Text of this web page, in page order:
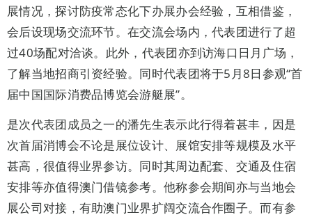
展情况，探讨防疫常态化下办展办会经验，互相借鉴，
会后设现场交流环节。在交流会场内，代表团进行了超
过40场配对洽谈。此外，代表团亦到访海口日月广场，
了解当地招商引资经验。同时代表团将于5月8日参观“首
届中国国际消费品博览会游艇展”。
是次代表团成员之一的潘先生表示此行得着甚丰，因是
次首届消博会不论是展位设计、展馆安排等规模及水平
甚高，很值得业界参访。同时其周边配套、交通及住宿
安排等亦值得澳门借镜参考。他称参会期间亦与当地会
展公司对接，有助澳门业界扩阔交流合作圈子。而有参